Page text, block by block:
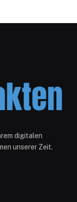
digitalen
unserer Zeit.